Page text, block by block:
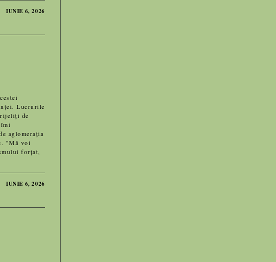
IUNIE 6, 2026
Lucrurile
de
aglomerația
"Mă voi
forțat,
IUNIE 6, 2026